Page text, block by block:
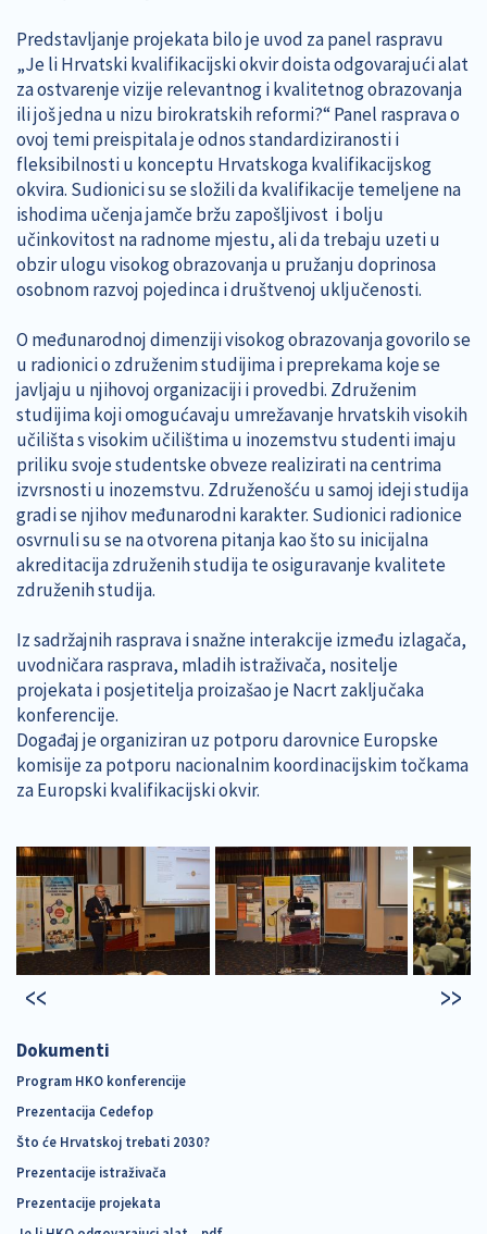
Predstavljanje projekata bilo je uvod za panel raspravu
„Je li Hrvatski kvalifikacijski okvir doista odgovarajući alat
za ostvarenje vizije relevantnog i kvalitetnog obrazovanja
ili još jedna u nizu birokratskih reformi?“ Panel rasprava o
ovoj temi preispitala je odnos standardiziranosti i
fleksibilnosti u konceptu Hrvatskoga kvalifikacijskog
okvira. Sudionici su se složili da kvalifikacije temeljene na
ishodima učenja jamče bržu zapošljivost i bolju
učinkovitost na radnome mjestu, ali da trebaju uzeti u
obzir ulogu visokog obrazovanja u pružanju doprinosa
osobnom razvoj pojedinca i društvenoj uključenosti.
O međunarodnoj dimenziji visokog obrazovanja govorilo se
u radionici o združenim studijima i preprekama koje se
javljaju u njihovoj organizaciji i provedbi. Združenim
studijima koji omogućavaju umrežavanje hrvatskih visokih
učilišta s visokim učilištima u inozemstvu studenti imaju
priliku svoje studentske obveze realizirati na centrima
izvrsnosti u inozemstvu. Združenošću u samoj ideji studija
gradi se njihov međunarodni karakter. Sudionici radionice
osvrnuli su se na otvorena pitanja kao što su inicijalna
akreditacija združenih studija te osiguravanje kvalitete
združenih studija.
Iz sadržajnih rasprava i snažne interakcije između izlagača,
uvodničara rasprava, mladih istraživača, nositelje
projekata i posjetitelja proizašao je Nacrt zaključaka
konferencije.
Događaj je organiziran uz potporu darovnice Europske
komisije za potporu nacionalnim koordinacijskim točkama
za Europski kvalifikacijski okvir.
Dokumenti
Program HKO konferencije
Prezentacija Cedefop
Što će Hrvatskoj trebati 2030?
Prezentacije istraživača
Prezentacije projekata